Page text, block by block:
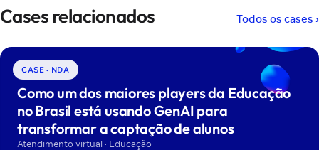
Cases relacionados Todos os cases ›
CASE · NDA
Como um dos maiores players da Educação
no Brasil está usando GenAI para
transformar a captação de alunos
Atendimento virtual · Educação